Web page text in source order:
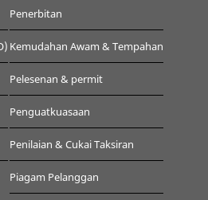
Penerbitan
Kemudahan Awam & Tempahan
Pelesenan & permit
Penguatkuasaan
Penilaian & Cukai Taksiran
Piagam Pelanggan